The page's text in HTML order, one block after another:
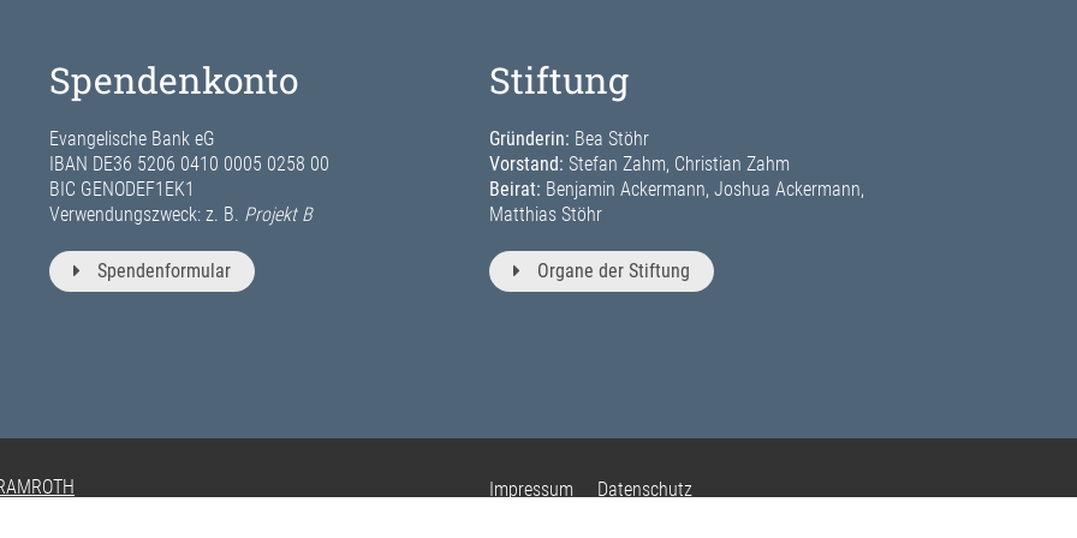
Spendenkonto
Evangelische Bank eG
IBAN DE36 5206 0410 0005 0258 00
BIC GENODEF1EK1
Verwendungszweck: z. B. Projekt B
Spendenformular
Stiftung
Gründerin: Bea Stöhr
Vorstand: Stefan Zahm, Christian Zahm
Beirat: Benjamin Ackermann, Joshua Ackermann,
Matthias Stöhr
Organe der Stiftung
Impressum
Datenschutz